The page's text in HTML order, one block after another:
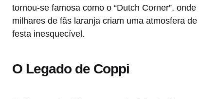
tornou-se famosa como o “Dutch Corner”, onde
milhares de fãs laranja criam uma atmosfera de
festa inesquecível.
O Legado de Coppi